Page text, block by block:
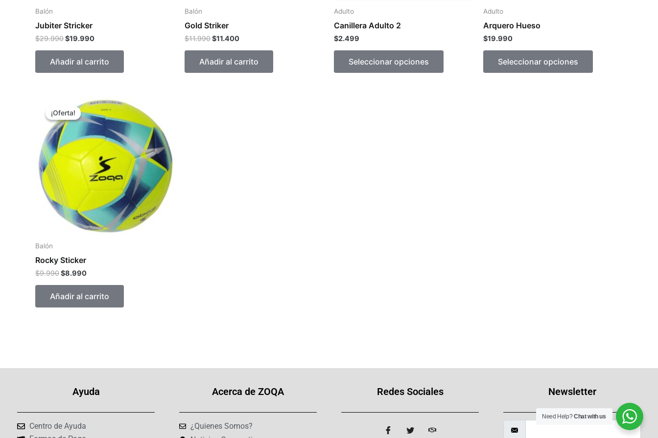
Balón
Jubiter Stricker
$29.990$19.990
Añadir al carrito
Balón
Gold Striker
$11.990$11.400
Añadir al carrito
Adulto
Canillera Adulto 2
$2.499
Seleccionar opciones
Adulto
Arquero Hueso
$19.990
Seleccionar opciones
¡Oferta!
¡Oferta!
Balón
Rocky Sticker
$9.990
precio
original
era:
$9.990.
$8.990
El
precio
actual
es:
$8.990.
Añadir al carrito
Ayuda
Centro de Ayuda
Acerca de ZOQA
¿Quienes Somos?
Redes Sociales Newsletter
Need Help?Chat with us